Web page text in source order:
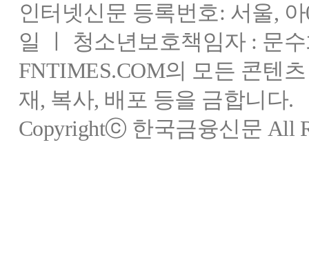
인터넷신문 등록번호: 서울,
일 ㅣ 청소년보호책임자 : 문
FNTIMES.COM의 모든 콘텐
재, 복사, 배포 등을 금합니다.
Copyrightⓒ 한국금융신문 All